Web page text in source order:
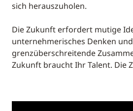
sich herauszuholen.
Die Zukunft erfordert mutige
unternehmerisches Denken und
grenzüberschreitende
Zukunft braucht Ihr Talent. Die